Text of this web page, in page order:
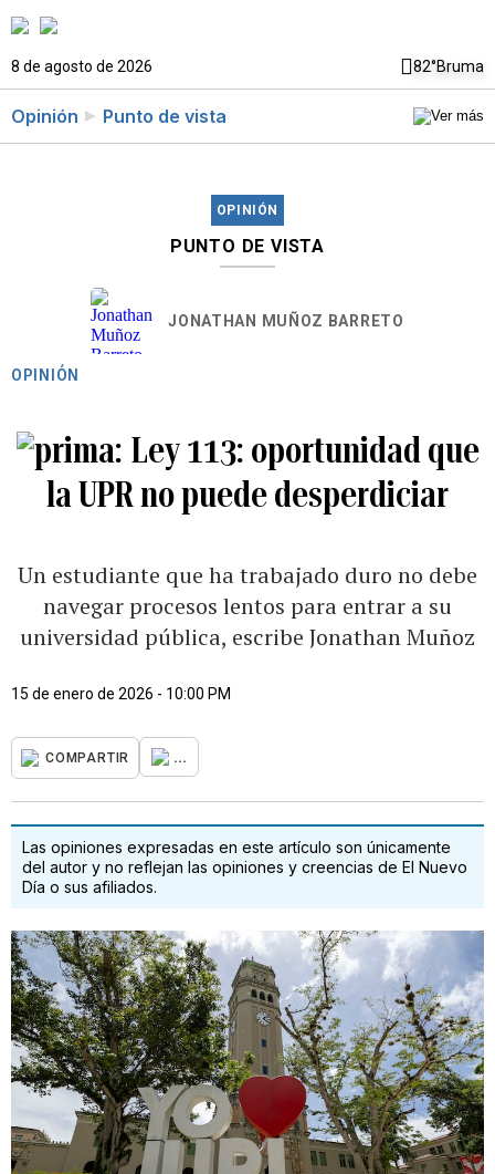
8 de agosto de 2026 82°Bruma
Opinión Punto de vista
OPINIÓN
PUNTO DE VISTA
JONATHAN MUÑOZ BARRETO
OPINIÓN
Ley 113: oportunidad que
la UPR no puede desperdiciar
Un estudiante que ha trabajado duro no debe
navegar procesos lentos para entrar a su
universidad pública, escribe Jonathan Muñoz
15 de enero de 2026 - 10:00 PM
COMPARTIR ...
Las opiniones expresadas en este artículo son únicamente
del autor y no reflejan las opiniones y creencias de El Nuevo
Día o sus afiliados.